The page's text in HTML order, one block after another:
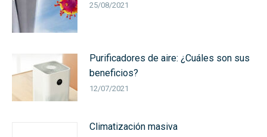
25/08/2021
Purificadores de aire: ¿Cuáles son sus
beneficios?
12/07/2021
Climatización masiva